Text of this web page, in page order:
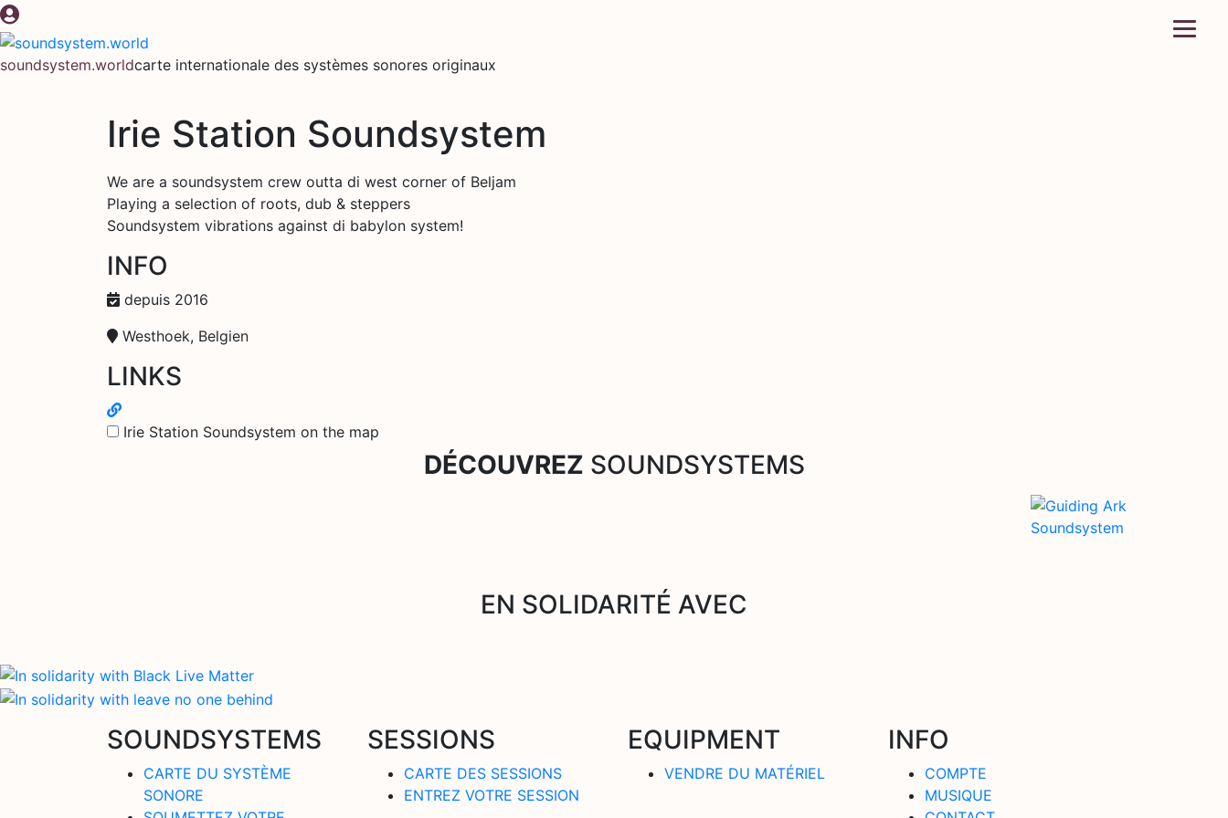
Aller
au
contenu
soundsystem.worldcarte internationale des systèmes sonores originaux
Irie Station Soundsystem
We are a soundsystem crew outta di west corner of Beljam
Playing a selection of roots, dub & steppers
Soundsystem vibrations against di babylon system!
INFO
depuis 2016
Westhoek, Belgien
LINKS
Irie Station Soundsystem on the map
DÉCOUVREZ SOUNDSYSTEMS
EN SOLIDARITÉ AVEC
SOUNDSYSTEMS
CARTE DU SYSTÈME
SONORE
SESSIONS
CARTE DES SESSIONS
ENTREZ VOTRE SESSION
EQUIPMENT
VENDRE DU MATÉRIEL
INFO
COMPTE
MUSIQUE